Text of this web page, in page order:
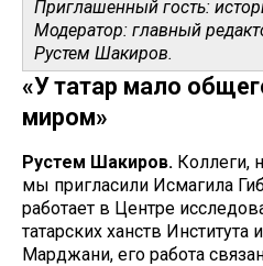
Приглашенный гость:
Модератор: главный
Рустем Шакиров.
«У татар мало
миром»
Рустем Шакиров. Коллеги,
мы пригласили Исмагила
работает в Центре
татарских ханств Института
Марджани, его работа